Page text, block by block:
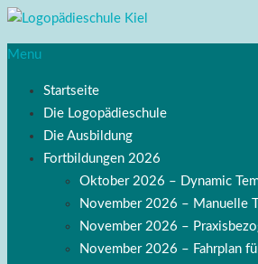
Menu
Startseite
Die Logopädieschule
Die Ausbildung
Fortbildungen 2026
Oktober 2026 – Dynamic
November 2026 – Manuelle
November 2026 –
November 2026 – Fahrplan